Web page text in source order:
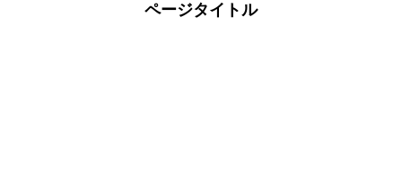
ページタイトル